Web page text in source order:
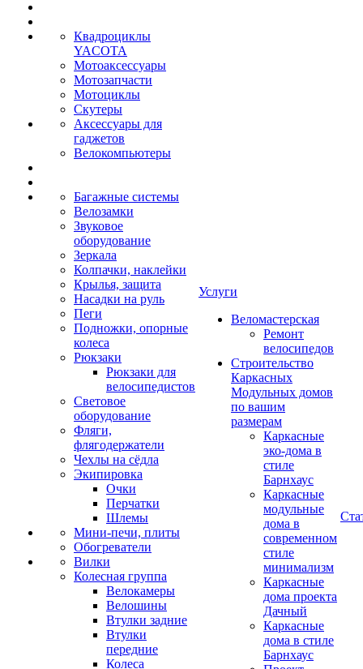
Квадроциклы
YACOTA
Мотоаксессуары
Мотозапчасти
Мотоциклы
Скутеры
Аксессуары для
гаджетов
Велокомпьютеры
Багажные системы
Велозамки
Звуковое
оборудование
Зеркала
Колпачки, наклейки
Крылья, защита
Насадки на руль
Пеги
Подножки, опорные
колеса
Рюкзаки
Рюкзаки для
велосипедистов
Световое
оборудование
Фляги,
флягодержатели
Чехлы на сёдла
Экипировка
Очки
Перчатки
Шлемы
Мини-печи, плиты
Обогреватели
Вилки
Колесная группа
Велокамеры
Велошины
Втулки задние
Втулки
передние
Колеса
Услуги
Веломастерская
Ремонт
велосипедов
Строительство
Каркасных
Модульных домов
по вашим
размерам
Каркасные
эко-дома в
стиле
Барнхаус
Каркасные
модульные
дома в
современном
стиле
минимализм
Каркасные
дома проекта
Дачный
Каркасные
дома в стиле
Барнхаус